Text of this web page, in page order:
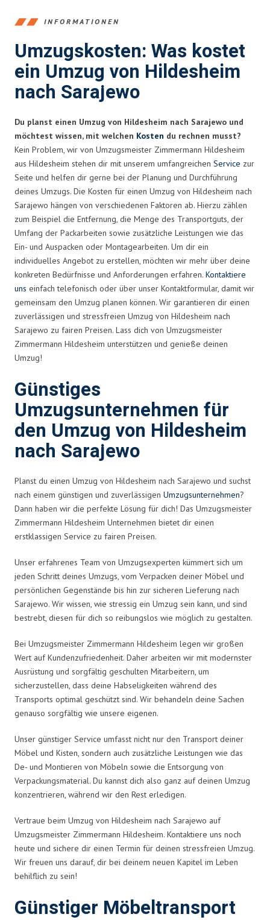
INFORMATIONEN
Umzugskosten: Was kostet
ein Umzug von Hildesheim
nach Sarajewo
Du planst einen Umzug von Hildesheim nach Sarajewo und
möchtest wissen, mit welchen Kosten du rechnen musst?
Kein Problem, wir von Umzugsmeister Zimmermann Hildesheim
aus Hildesheim stehen dir mit unserem umfangreichen Service zur
Seite und helfen dir gerne bei der Planung und Durchführung
deines Umzugs. Die Kosten für einen Umzug von Hildesheim nach
Sarajewo hängen von verschiedenen Faktoren ab. Hierzu zählen
zum Beispiel die Entfernung, die Menge des Transportguts, der
Umfang der Packarbeiten sowie zusätzliche Leistungen wie das
Ein- und Auspacken oder Montagearbeiten. Um dir ein
individuelles Angebot zu erstellen, möchten wir mehr über deine
konkreten Bedürfnisse und Anforderungen erfahren. Kontaktiere
uns einfach telefonisch oder über unser Kontaktformular, damit wir
gemeinsam den Umzug planen können. Wir garantieren dir einen
zuverlässigen und stressfreien Umzug von Hildesheim nach
Sarajewo zu fairen Preisen. Lass dich von Umzugsmeister
Zimmermann Hildesheim unterstützen und genieße deinen
Umzug!
Günstiges
Umzugsunternehmen für
den Umzug von Hildesheim
nach Sarajewo
Planst du einen Umzug von Hildesheim nach Sarajewo und suchst
nach einem günstigen und zuverlässigen Umzugsunternehmen?
Dann haben wir die perfekte Lösung für dich! Das Umzugsmeister
Zimmermann Hildesheim Unternehmen bietet dir einen
erstklassigen Service zu fairen Preisen.
Unser erfahrenes Team von Umzugsexperten kümmert sich um
jeden Schritt deines Umzugs, vom Verpacken deiner Möbel und
persönlichen Gegenstände bis hin zur sicheren Lieferung nach
Sarajewo. Wir wissen, wie stressig ein Umzug sein kann, und sind
bestrebt, diesen für dich so reibungslos wie möglich zu gestalten.
Bei Umzugsmeister Zimmermann Hildesheim legen wir großen
Wert auf Kundenzufriedenheit. Daher arbeiten wir mit modernster
Ausrüstung und sorgfältig geschulten Mitarbeitern, um
sicherzustellen, dass deine Habseligkeiten während des
Transports optimal geschützt sind. Wir behandeln deine Sachen
genauso sorgfältig wie unsere eigenen.
Unser günstiger Service umfasst nicht nur den Transport deiner
Möbel und Kisten, sondern auch zusätzliche Leistungen wie das
De- und Montieren von Möbeln sowie die Entsorgung von
Verpackungsmaterial. Du kannst dich also ganz auf deinen Umzug
konzentrieren, während wir den Rest erledigen.
Vertraue beim Umzug von Hildesheim nach Sarajewo auf
Umzugsmeister Zimmermann Hildesheim. Kontaktiere uns noch
heute und sichere dir einen Termin für deinen stressfreien Umzug.
Wir freuen uns darauf, dir bei deinem neuen Kapitel im Leben
behilflich zu sein!
Günstiger Möbeltransport